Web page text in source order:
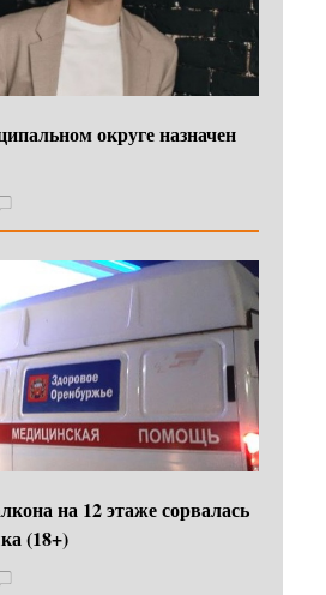
округе назначен
на 12 этаже сорвалась
(18+)